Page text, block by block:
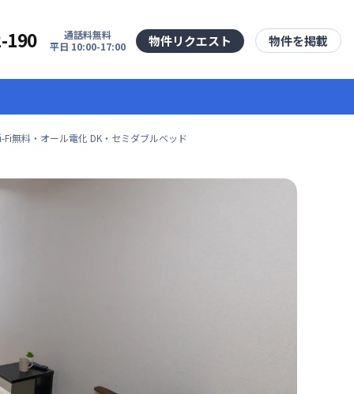
190
通話料無料
平日 10:00-17:00
物件リクエスト 物件を掲載
無料・オール電化 DK・セミダブルベッド